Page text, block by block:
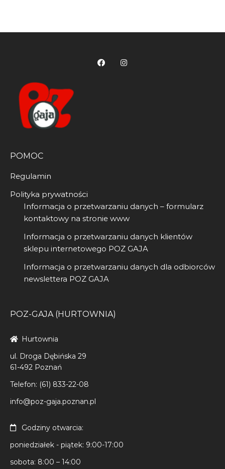
POMOC
Regulamin
Polityka prywatności
Informacja o przetwarzaniu danych – formularz
kontaktowy na stronie www
Informacja o przetwarzaniu danych klientów
sklepu internetowego POZ GAJA
Informacja o przetwarzaniu danych dla odbiorców
newslettera POZ GAJA
POZ-GAJA (HURTOWNIA)
Hurtownia
ul. Droga Dębińska 29
61-492 Poznań
Telefon: (61) 833-22-08
info@poz-gaja.poznan.pl
Godziny otwarcia:
poniedziałek - piątek: 9:00-17:00
sobota: 8:00 – 14:00